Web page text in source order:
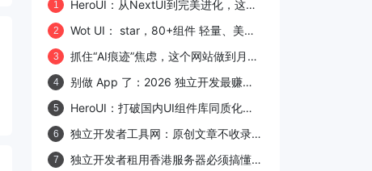
1
HeroUI：从NextUI到完美进化，这个
2
Wot UI： star，80+组件 轻量、美
组件库
3
抓住“AI痕迹”焦虑，这个网站做到月访
并给出独立开发复刻路线
4
别做 App 了：2026 独立开发最赚钱
行动清单）
5
HeroUI：打破国内UI组件库同质化困
6
独立开发者工具网：原创文章不收录的
7
独立开发者租用香港服务器必须搞懂的